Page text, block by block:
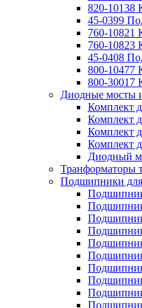
820-10138
45-0399
760-10821
760-
45-0408
800-10477
800-30017
Диодные мосты
Комплект
Комплект
Комплект
Комплект
Диодный
Транформаторы
Подшипники для